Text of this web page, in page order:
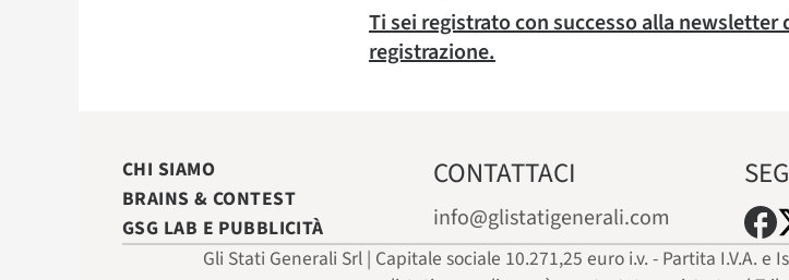
Ti sei registrato con successo alla
registrazione.
CHI SIAMO
BRAINS & CONTEST
GSG LAB E PUBBLICITÀ
CONTATTACI
info@glistatigenerali.com
Gli Stati Generali Srl | Capitale sociale 10.271,25 euro i.v. - Partita I.V.A.